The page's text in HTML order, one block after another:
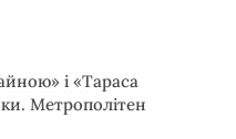
і «Тараса
Метрополітен